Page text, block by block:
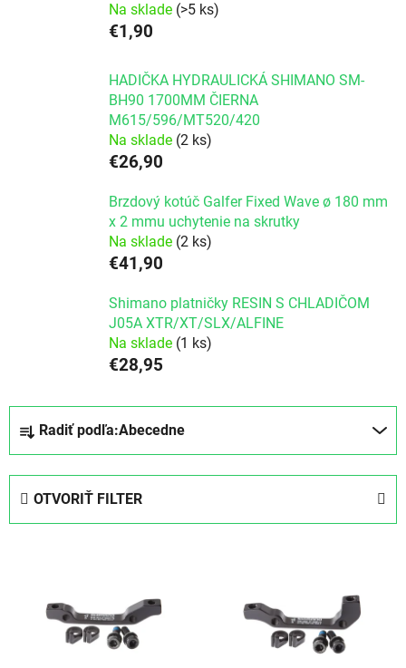
Na sklade (>5 ks)
€1,90
HADIČKA HYDRAULICKÁ SHIMANO SM-
BH90 1700MM ČIERNA
M615/596/MT520/420
Na sklade (2 ks)
€26,90
Brzdový kotúč Galfer Fixed Wave ø 180 mm
x 2 mmu uchytenie na skrutky
Na sklade (2 ks)
€41,90
Shimano platničky RESIN S CHLADIČOM
J05A XTR/XT/SLX/ALFINE
Na sklade (1 ks)
€28,95
Radenie produktov
Radiť podľa:Abecedne
OTVORIŤ FILTER